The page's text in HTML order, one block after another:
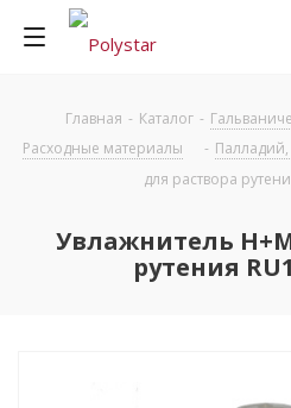
Главная - Каталог -
Расходные материалы
-
для раствора
Увлажнитель
рутения